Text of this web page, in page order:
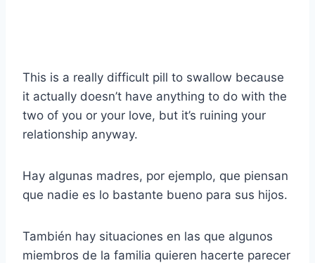
This is a really difficult pill to swallow because
it actually doesn’t have anything to do with the
two of you or your love, but it’s ruining your
relationship anyway.
Hay algunas madres, por ejemplo, que piensan
que nadie es lo bastante bueno para sus hijos.
También hay situaciones en las que algunos
miembros de la familia quieren hacerte parecer